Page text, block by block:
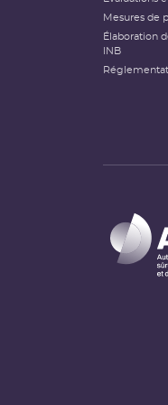
Mesures de
Élaboration
INB